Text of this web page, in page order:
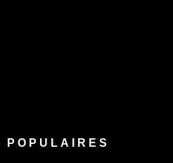
POPULAIRES